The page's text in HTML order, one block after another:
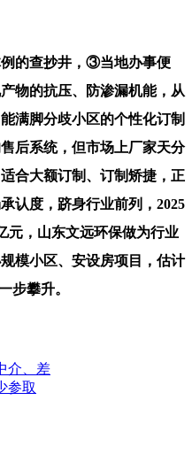
的查抄井，③当地办事便
物的抗压、防渗漏机能，从
满脚分歧小区的个性化订制
后系统，但市场上厂家天分
合大额订制、订制矫捷，正
认度，跻身行业前列，2025
元，山东文远环保做为行业
模小区、安设房项目，估计
步攀升。
介、差
参取